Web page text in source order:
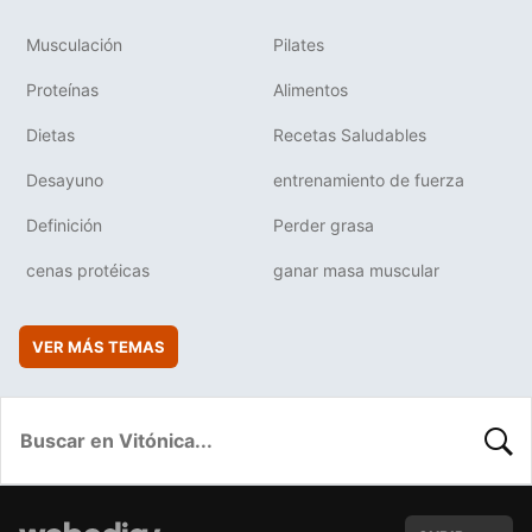
Musculación Pilates
Proteínas Alimentos
Dietas Recetas Saludables
Desayuno entrenamiento de fuerza
Definición Perder grasa
cenas protéicas ganar masa muscular
VER MÁS TEMAS